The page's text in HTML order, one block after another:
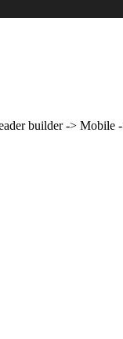
builder ->